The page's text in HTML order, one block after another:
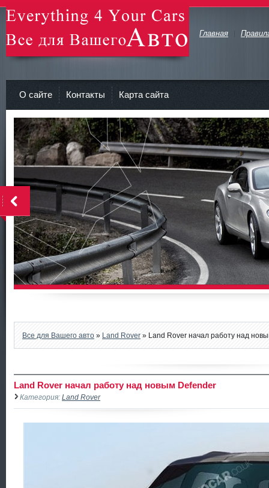
avto-zv.ru - Все для Вашего авто
Главная
О сайте Контакты Карта сайта
Все для Вашего авто » Land Rover » Land Rover начал работу над
Land Rover начал работу над новым Defender
Категория: Land Rover